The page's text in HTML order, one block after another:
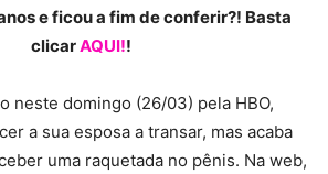
e ficou a fim de conferir?! Basta
clicarAQUI!!
neste domingo (26/03) pela HBO,
a sua esposa a transar, mas acaba
uma raquetada no pênis. Na web,